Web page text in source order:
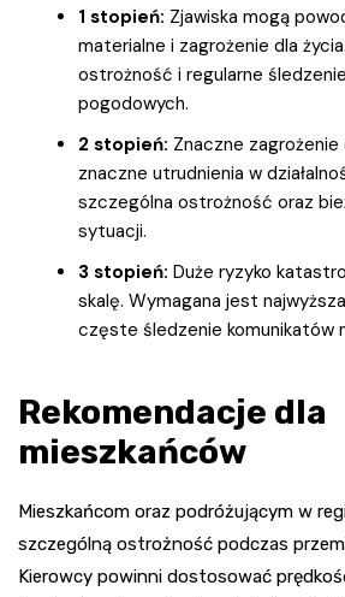
1 stopień: Zjawiska mogą
materialne i zagrożenie dla
ostrożność i regularne
pogodowych.
2 stopień: Znaczne zagrożenie
znaczne utrudnienia w
szczególna ostrożność oraz
sytuacji.
3 stopień: Duże ryzyko
skalę. Wymagana jest
częste śledzenie komunikatów
Rekomendacje dla
mieszkańców
Mieszkańcom oraz podróżującym w
szczególną ostrożność podczas
Kierowcy powinni dostosować